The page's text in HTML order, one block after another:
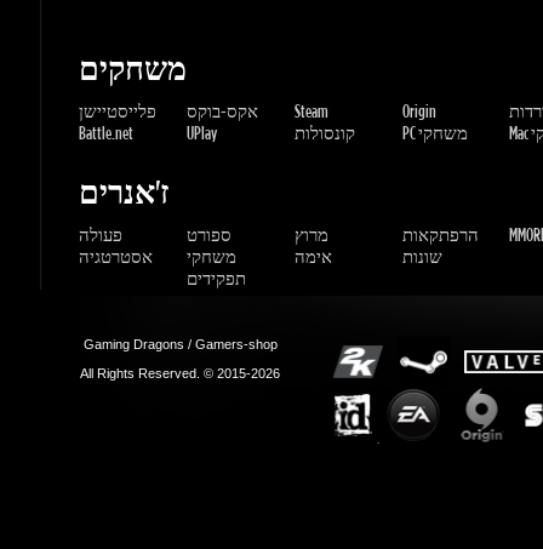
ז'אנרים
פעולה ספורט מרוץ הרפתקאות
אסטרטגיה
משחקי
תפקידים
אימה שונות
All Rights Reserved. © 2015-2026